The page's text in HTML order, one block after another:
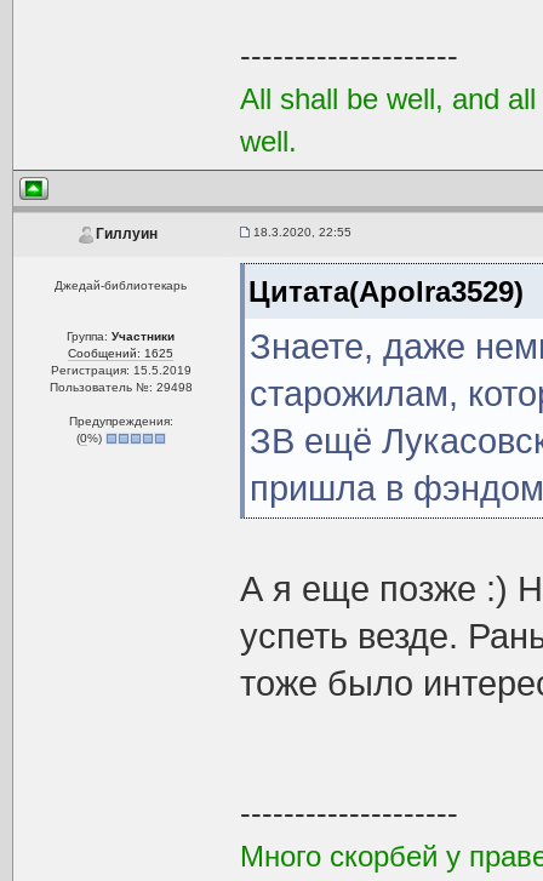
--------------------
All shall be well, and
well.
Гиллуин 18.3.2020, 22:55
Джедай-библиотекарь
Группа:Участники
Сообщений: 1625
Регистрация: 15.5.2019
Пользователь №: 29498
Предупреждения:
(0%)
Цитата(Apolra3529)
Знаете, даже
старожилам,
ЗВ ещё
пришла в
А я еще позже :)
успеть везде.
тоже было
--------------------
Много скорбей у